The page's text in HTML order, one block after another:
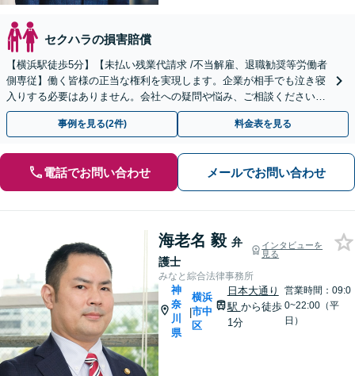
セクハラの損害賠償
【横浜駅徒歩5分】【未払い残業代請求 /不当解雇、退職勧奨等労働者
側専従】働く皆様の正当な権利を実現します。企業が相手でも泣き寝
入りする必要はありません。会社への疑問や悩み、ご相談ください。
予約は24時間受付。【初回無料】【夜間休日対応可】
事例を見る(2件) 料金表を見る
電話でお問い合わせ メールでお問い合わせ
海老名 毅 弁
護士
インタビューを
見る
みなと綜合法律事務所
神
奈
川
県
|
横浜
市中
区
日本大通り
駅 から徒歩
1分
営業時間：09:0
0~22:00（平
日）